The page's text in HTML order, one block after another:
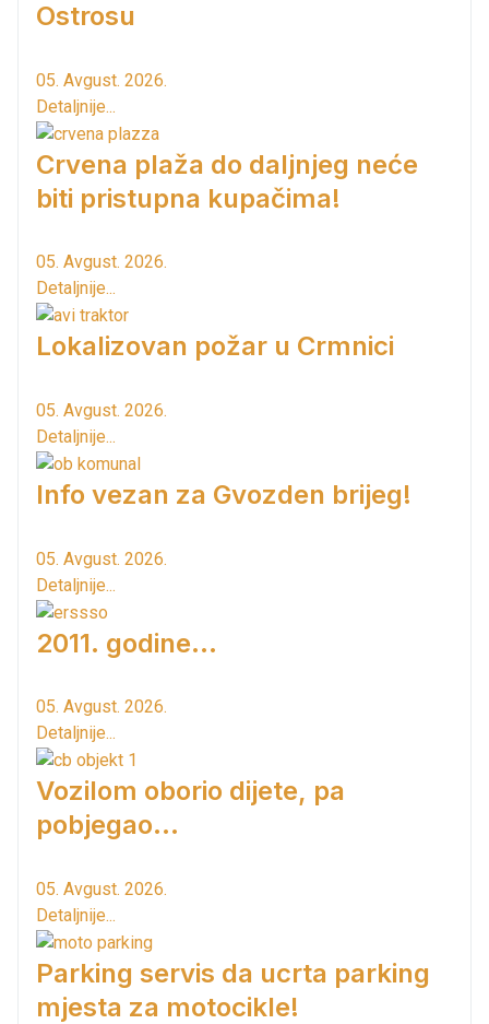
Ostrosu
05. Avgust. 2026.
Detaljnije...
Crvena plaža do daljnjeg neće
biti pristupna kupačima!
05. Avgust. 2026.
Detaljnije...
Lokalizovan požar u Crmnici
05. Avgust. 2026.
Detaljnije...
Info vezan za Gvozden brijeg!
05. Avgust. 2026.
Detaljnije...
2011. godine...
05. Avgust. 2026.
Detaljnije...
Vozilom oborio dijete, pa
pobjegao...
05. Avgust. 2026.
Detaljnije...
Parking servis da ucrta parking
mjesta za motocikle!